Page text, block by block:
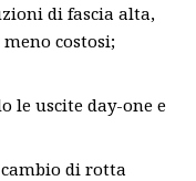
di fascia alta,
costosi;
le uscite day-one e
di rotta